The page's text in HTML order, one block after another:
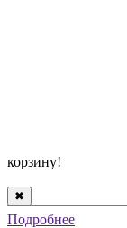
корзину!
✖
Подробнее